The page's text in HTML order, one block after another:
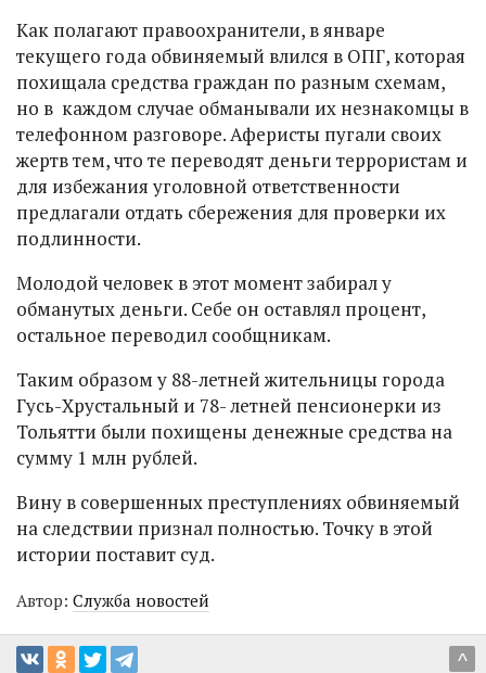
Как полагают правоохранители, в январе
текущего года обвиняемый влился в ОПГ, которая
похищала средства граждан по разным схемам,
но в каждом случае обманывали их незнакомцы в
телефонном разговоре. Аферисты пугали своих
жертв тем, что те переводят деньги террористам и
для избежания уголовной ответственности
предлагали отдать сбережения для проверки их
подлинности.
Молодой человек в этот момент забирал у
обманутых деньги. Себе он оставлял процент,
остальное переводил сообщникам.
Таким образом у 88-летней жительницы города
Гусь-Хрустальный и 78- летней пенсионерки из
Тольятти были похищены денежные средства на
сумму 1 млн рублей.
Вину в совершенных преступлениях обвиняемый
на следствии признал полностью. Точку в этой
истории поставит суд.
Автор: Служба новостей
^